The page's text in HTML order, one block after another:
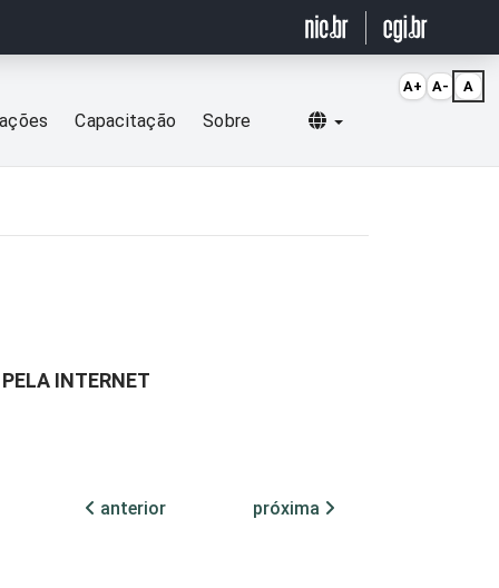
Capacitação Sobre Selecionar idioma
INTERNET
anterior
próxima
A+ A- A